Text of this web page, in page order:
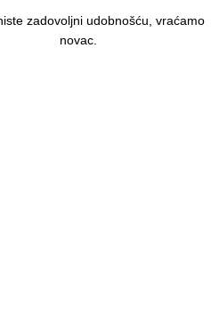
zadovoljni udobnošću, vraćamo
novac.